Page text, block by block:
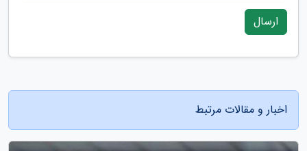
ارسال
اخبار و مقالات مرتبط